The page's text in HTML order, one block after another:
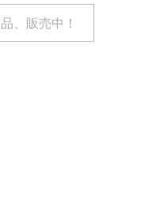
、販売中！